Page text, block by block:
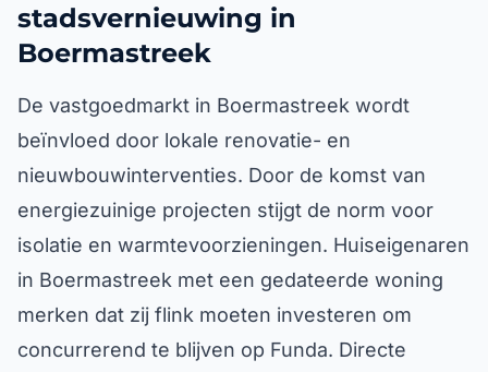
stadsvernieuwing in
Boermastreek
De vastgoedmarkt in Boermastreek wordt
beïnvloed door lokale renovatie- en
nieuwbouwinterventies. Door de komst van
energiezuinige projecten stijgt de norm voor
isolatie en warmtevoorzieningen. Huiseigenaren
in Boermastreek met een gedateerde woning
merken dat zij flink moeten investeren om
concurrerend te blijven op Funda. Directe